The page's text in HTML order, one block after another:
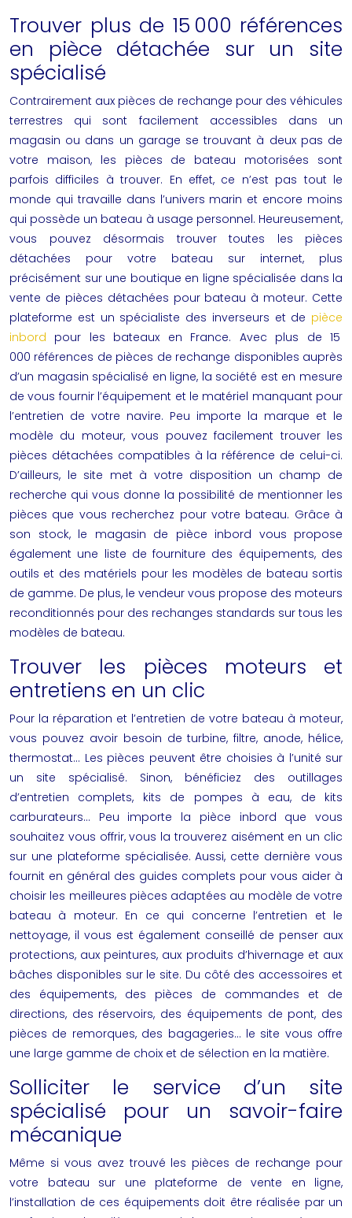
Trouver plus de 15 000 références
en pièce détachée sur un site
spécialisé
Contrairement aux pièces de rechange pour des véhicules
terrestres qui sont facilement accessibles dans un
magasin ou dans un garage se trouvant à deux pas de
votre maison, les pièces de bateau motorisées sont
parfois difficiles à trouver. En effet, ce n’est pas tout le
monde qui travaille dans l’univers marin et encore moins
qui possède un bateau à usage personnel. Heureusement,
vous pouvez désormais trouver toutes les pièces
détachées pour votre bateau sur internet, plus
précisément sur une boutique en ligne spécialisée dans la
vente de pièces détachées pour bateau à moteur. Cette
plateforme est un spécialiste des inverseurs et de pièce
inbord pour les bateaux en France. Avec plus de 15
000 références de pièces de rechange disponibles auprès
d’un magasin spécialisé en ligne, la société est en mesure
de vous fournir l’équipement et le matériel manquant pour
l’entretien de votre navire. Peu importe la marque et le
modèle du moteur, vous pouvez facilement trouver les
pièces détachées compatibles à la référence de celui-ci.
D’ailleurs, le site met à votre disposition un champ de
recherche qui vous donne la possibilité de mentionner les
pièces que vous recherchez pour votre bateau. Grâce à
son stock, le magasin de pièce inbord vous propose
également une liste de fourniture des équipements, des
outils et des matériels pour les modèles de bateau sortis
de gamme. De plus, le vendeur vous propose des moteurs
reconditionnés pour des rechanges standards sur tous les
modèles de bateau.
Trouver les pièces moteurs et
entretiens en un clic
Pour la réparation et l’entretien de votre bateau à moteur,
vous pouvez avoir besoin de turbine, filtre, anode, hélice,
thermostat… Les pièces peuvent être choisies à l’unité sur
un site spécialisé. Sinon, bénéficiez des outillages
d’entretien complets, kits de pompes à eau, de kits
carburateurs… Peu importe la pièce inbord que vous
souhaitez vous offrir, vous la trouverez aisément en un clic
sur une plateforme spécialisée. Aussi, cette dernière vous
fournit en général des guides complets pour vous aider à
choisir les meilleures pièces adaptées au modèle de votre
bateau à moteur. En ce qui concerne l’entretien et le
nettoyage, il vous est également conseillé de penser aux
protections, aux peintures, aux produits d’hivernage et aux
bâches disponibles sur le site. Du côté des accessoires et
des équipements, des pièces de commandes et de
directions, des réservoirs, des équipements de pont, des
pièces de remorques, des bagageries… le site vous offre
une large gamme de choix et de sélection en la matière.
Solliciter le service d’un site
spécialisé pour un savoir-faire
mécanique
Même si vous avez trouvé les pièces de rechange pour
votre bateau sur une plateforme de vente en ligne,
l’installation de ces équipements doit être réalisée par un